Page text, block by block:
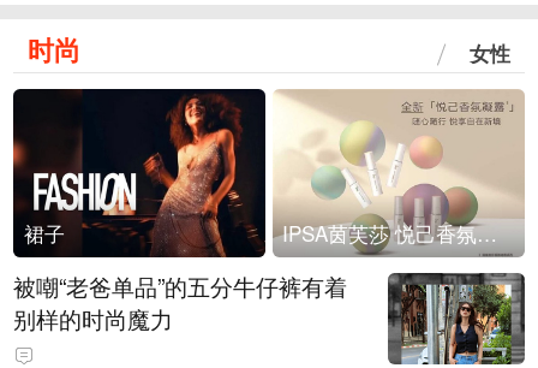
时尚 女性
裙子 IPSA茵芙莎 悦己香氛凝露上市
被嘲“老爸单品”的五分牛仔裤有着
别样的时尚魔力